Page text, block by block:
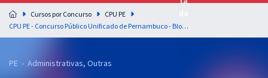
Preparação completa e intensiva para as principais
residências em saúde do Brasil
Cursos por Concurso
CPU PE
CPU PE - Concurso Público Unificado de Pernambuco - Bloco 1 - Cargo 36 - Analista em Gestão Socioeducativa - Especialidade: Pedagogo
PE - Administrativas, Outras